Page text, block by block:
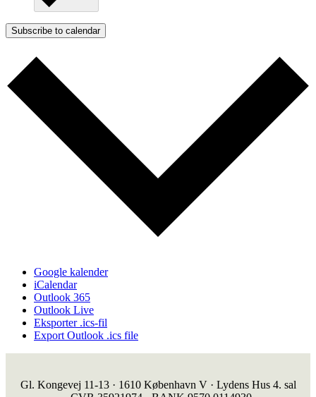
Subscribe to calendar
Google kalender
iCalendar
Outlook 365
Outlook Live
Eksporter .ics-fil
Export Outlook .ics file
Gl. Kongevej 11-13 · 1610 København V · Lydens Hus 4. sal